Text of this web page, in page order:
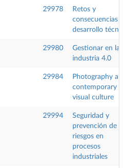
29978
Retos y
consecuencias
desarrollo
29980
Gestionar en la
industria 4.0
29984
Photography and
contemporary
visual culture
29994
Seguridad y
prevención de
riesgos en
procesos
industriales